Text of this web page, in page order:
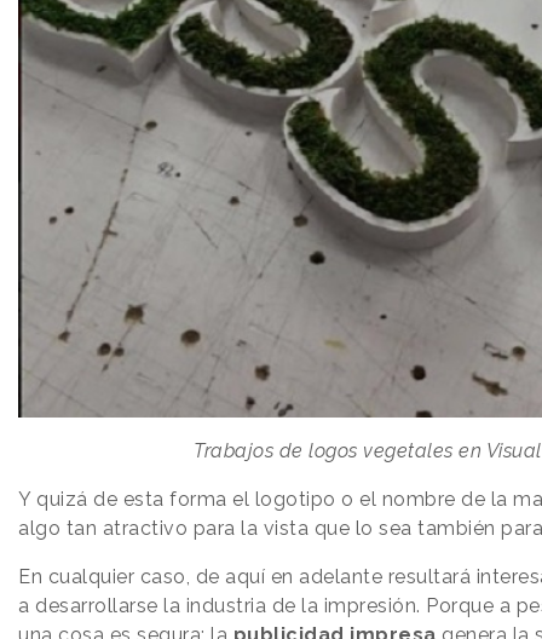
Trabajos de logos vegetales en
Y quizá de esta forma el logotipo o el nombre de la
algo tan atractivo para la vista que lo sea también
En cualquier caso, de aquí en adelante resultará
a desarrollarse la industria de la impresión. Porque a